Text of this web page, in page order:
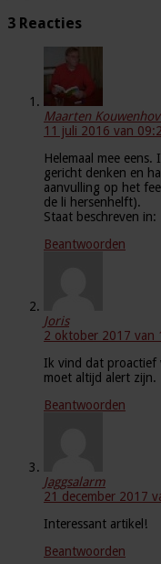
3 Reacties
Maarten
11 juli 2016 van
Helemaal mee
gericht denken en
aanvulling op het
de li hersenhelft).
Staat beschreven
Beantwoorden
Joris
2 oktober 2017 van
Ik vind dat proactief
moet altijd alert zijn.
Beantwoorden
Jaggsalarm
21 december 2017
Interessant artikel!
Beantwoorden